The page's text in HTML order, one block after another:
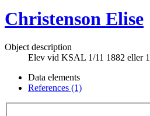
Christenson Elise
Object description
Elev vid KSAL 1/11 1882 eller
Data elements
References (1)